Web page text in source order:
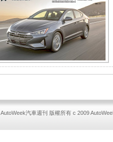
AutoWeek汽車週刊 版權所有 c 2009